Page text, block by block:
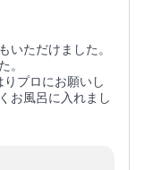
いただけました。
。
プロにお願いし
お風呂に入れまし